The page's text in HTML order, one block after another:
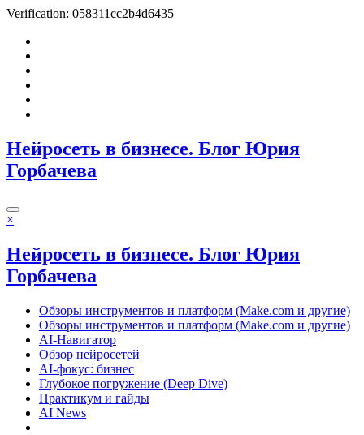
Verification: 058311cc2b4d6435
Перейти
содержимому
Нейросеть в бизнесе. Блог Юрия
Горбачева
×
Нейросеть в бизнесе. Блог Юрия
Горбачева
Обзоры инструментов и платформ (Make.com и другие)
Обзоры инструментов и платформ (Make.com и другие)
AI-Навигатор
Обзор нейросетей
AI-фокус: бизнес
Глубокое погружение (Deep Dive)
Практикум и гайды
AI News